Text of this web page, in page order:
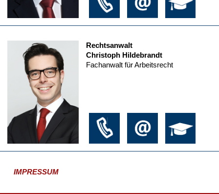
Rechtsanwalt
Christoph Hildebrandt
Fachanwalt für Arbeitsrecht
IMPRESSUM